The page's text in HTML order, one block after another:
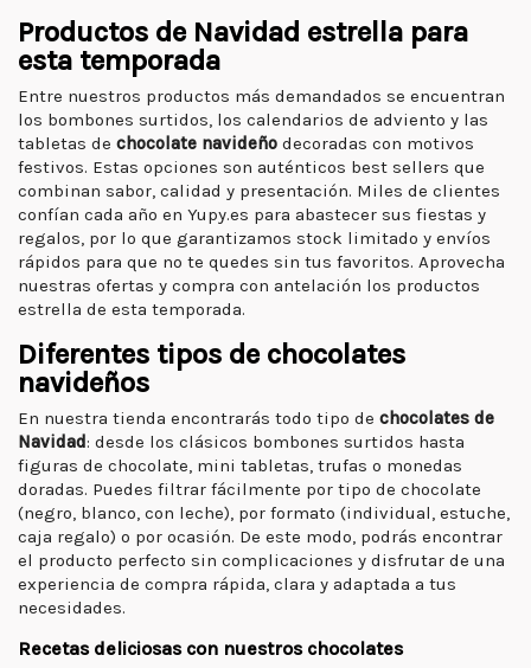
Productos de Navidad estrella para
esta temporada
Entre nuestros productos más demandados se encuentran
los bombones surtidos, los calendarios de adviento y las
tabletas de chocolate navideño decoradas con motivos
festivos. Estas opciones son auténticos best sellers que
combinan sabor, calidad y presentación. Miles de clientes
confían cada año en Yupy.es para abastecer sus fiestas y
regalos, por lo que garantizamos stock limitado y envíos
rápidos para que no te quedes sin tus favoritos. Aprovecha
nuestras ofertas y compra con antelación los productos
estrella de esta temporada.
Diferentes tipos de chocolates
navideños
En nuestra tienda encontrarás todo tipo de chocolates de
Navidad: desde los clásicos bombones surtidos hasta
figuras de chocolate, mini tabletas, trufas o monedas
doradas. Puedes filtrar fácilmente por tipo de chocolate
(negro, blanco, con leche), por formato (individual, estuche,
caja regalo) o por ocasión. De este modo, podrás encontrar
el producto perfecto sin complicaciones y disfrutar de una
experiencia de compra rápida, clara y adaptada a tus
necesidades.
Recetas deliciosas con nuestros chocolates